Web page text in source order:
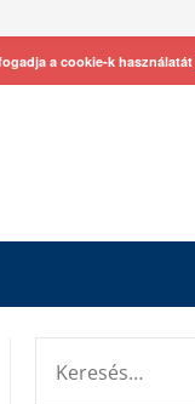
a cookie-k használatát